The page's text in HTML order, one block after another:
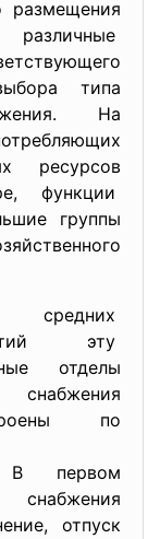
размещения
типа
На
ресурсов
функции
группы
эту
отделы
снабжения
по
В первом
отпуск